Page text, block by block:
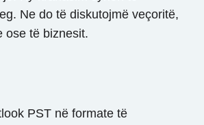
Ne do të diskutojmë veçoritë,
ose të biznesit.
PST në formate të